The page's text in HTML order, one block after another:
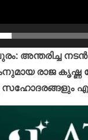
അന്തരിച്ച
രാജ കൃഷ്ണ
സഹോദരങ്ങളും